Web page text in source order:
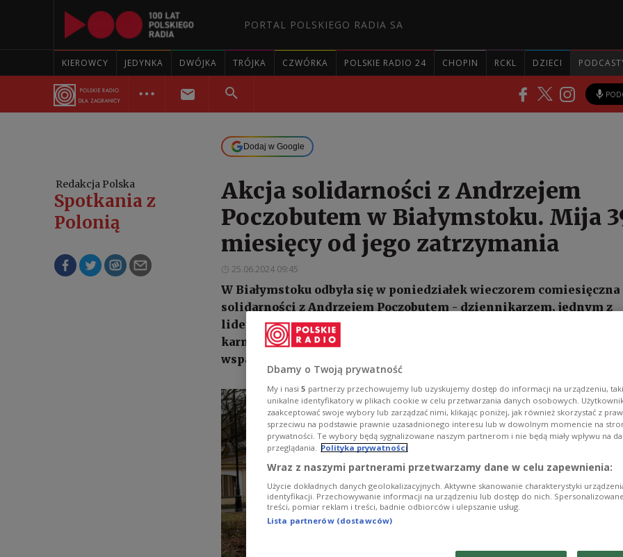
PORTAL POLSKIEGO RADIA SA
KIEROWCY JEDYNKA DWÓJKA TRÓJKA CZWÓRKA POLSKIE RADIO 24 CHOPIN RCKL DZIECI
Dodaj w Google
Redakcja Polska
Spotkania z
Polonią
Akcja solidarności z Andrzejem
Poczobutem w Białymstoku. Mija
miesięcy od jego zatrzymania
25.06.2024 09:45
W Białymstoku odbyła się w poniedziałek wieczorem comiesięczna
solidarności z Andrzejem Poczobutem - dziennikarzem, jednym z
liderów mniejszości polskiej na Białorusi, przebywającym w kolonii
karnej. Podkreślano, że sytuacja w tym kraju się nie zmienia i akcje
wsparcia są wciąż potrzebne.
Dbamy o Twoją prywatność
My i nasi 5 partnerzy przechowujemy lub uzyskujemy dostęp do informacji na urządzeniu,
unikalne identyfikatory w plikach cookie w celu przetwarzania danych osobowych.
zaakceptować swoje wybory lub zarządzać nimi, klikając poniżej, jak również skorzystać z
sprzeciwu na podstawie prawnie uzasadnionego interesu lub w dowolnym momencie na
prywatności. Te wybory będą sygnalizowane naszym partnerom i nie będą miały wpływu na
przeglądania. Polityka prywatności
Wraz z naszymi partnerami przetwarzamy dane w celu zapewnienia:
Użycie dokładnych danych geolokalizacyjnych. Aktywne skanowanie charakterystyki
identyfikacji. Przechowywanie informacji na urządzeniu lub dostęp do nich.
treści, pomiar reklam i treści, badnie odbiorców i ulepszanie usług.
Lista partnerów (dostawców)